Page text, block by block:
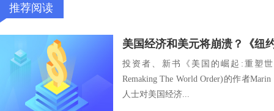
推荐阅读
投资者、新书《美国的崛起:重塑世
Remaking The World Order)的作者
人士对美国经济...